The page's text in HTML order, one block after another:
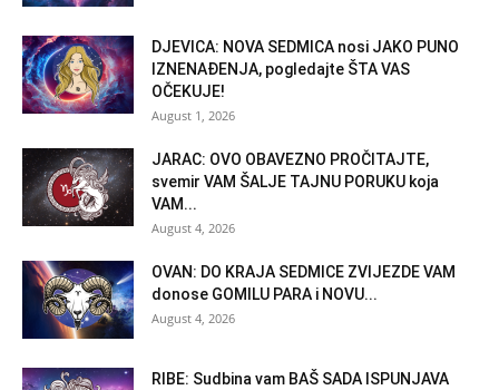
DJEVICA: NOVA SEDMICA nosi JAKO PUNO
IZNENAĐENJA, pogledajte ŠTA VAS
OČEKUJE!
August 1, 2026
JARAC: OVO OBAVEZNO PROČITAJTE,
svemir VAM ŠALJE TAJNU PORUKU koja
VAM...
August 4, 2026
OVAN: DO KRAJA SEDMICE ZVIJEZDE VAM
donose GOMILU PARA i NOVU...
August 4, 2026
RIBE: Sudbina vam BAŠ SADA ISPUNJAVA